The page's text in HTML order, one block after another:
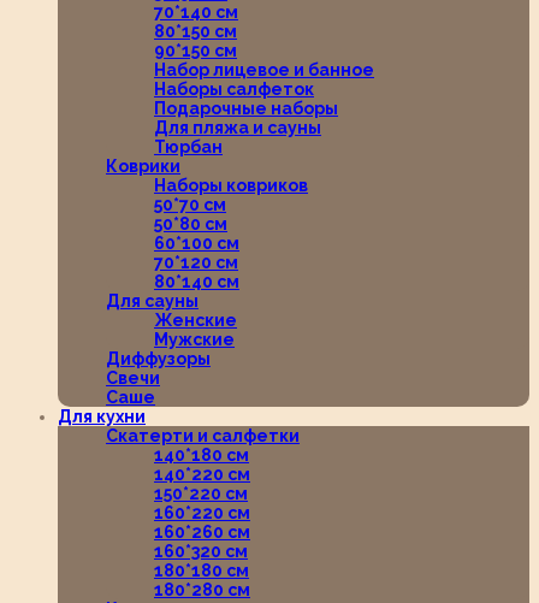
70*140 см
80*150 см
90*150 см
Набор лицевое и банное
Наборы салфеток
Подарочные наборы
Для пляжа и сауны
Тюрбан
Коврики
Наборы ковриков
50*70 см
50*80 см
60*100 см
70*120 см
80*140 см
Для сауны
Женские
Мужские
Диффузоры
Свечи
Саше
Для кухни
Скатерти и салфетки
140*180 см
140*220 см
150*220 см
160*220 см
160*260 см
160*320 см
180*180 см
180*280 см